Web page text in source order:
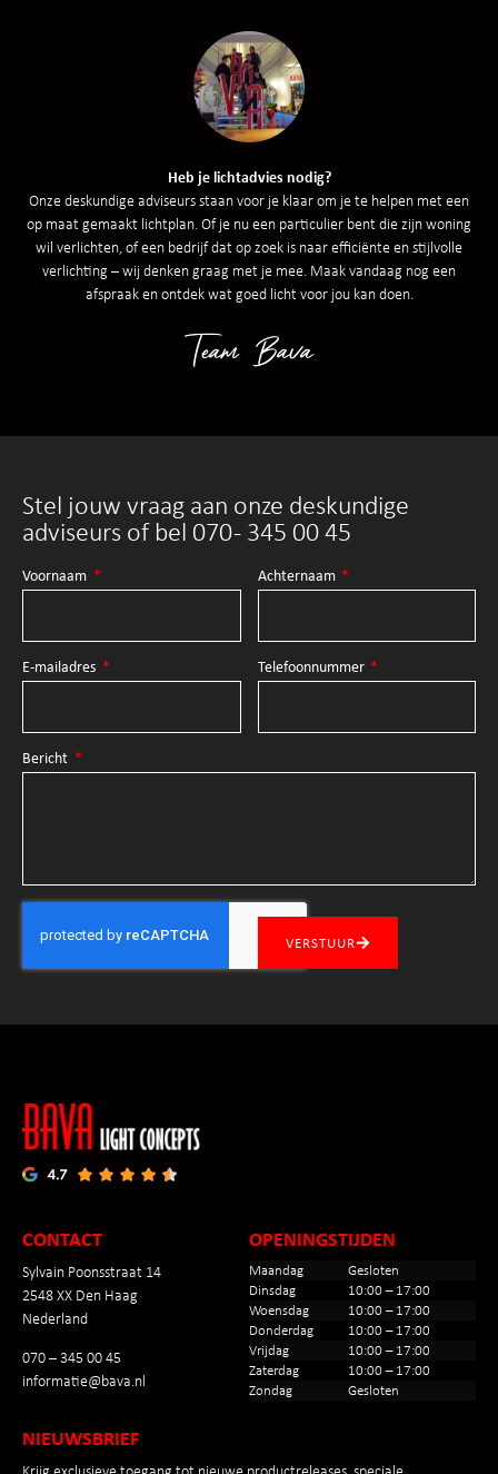
Stel jouw vraag aan onze deskundige
adviseurs of bel 070 - 345 00 45
Voornaam Achternaam
E-mailadres Telefoonnummer
Bericht
VERSTUUR
Heb je lichtadvies nodig?
Onze deskundige adviseurs staan voor je klaar om je te helpen met een
op maat gemaakt lichtplan. Of je nu een particulier bent die zijn woning
wil verlichten, of een bedrijf dat op zoek is naar efficiënte en stijlvolle
verlichting – wij denken graag met je mee. Maak vandaag nog een
afspraak en ontdek wat goed licht voor jou kan doen.
Team Bava
CONTACT
Sylvain Poonsstraat 14
2548 XX Den Haag
Nederland
070 – 345 00 45
informatie@bava.nl
OPENINGSTIJDEN
Maandag
Gesloten
Dinsdag
10:00 – 17:00
Woensdag
10:00 – 17:00
Donderdag
10:00 – 17:00
Vrijdag
10:00 – 17:00
Zaterdag
10:00 – 17:00
Zondag
Gesloten
NIEUWSBRIEF